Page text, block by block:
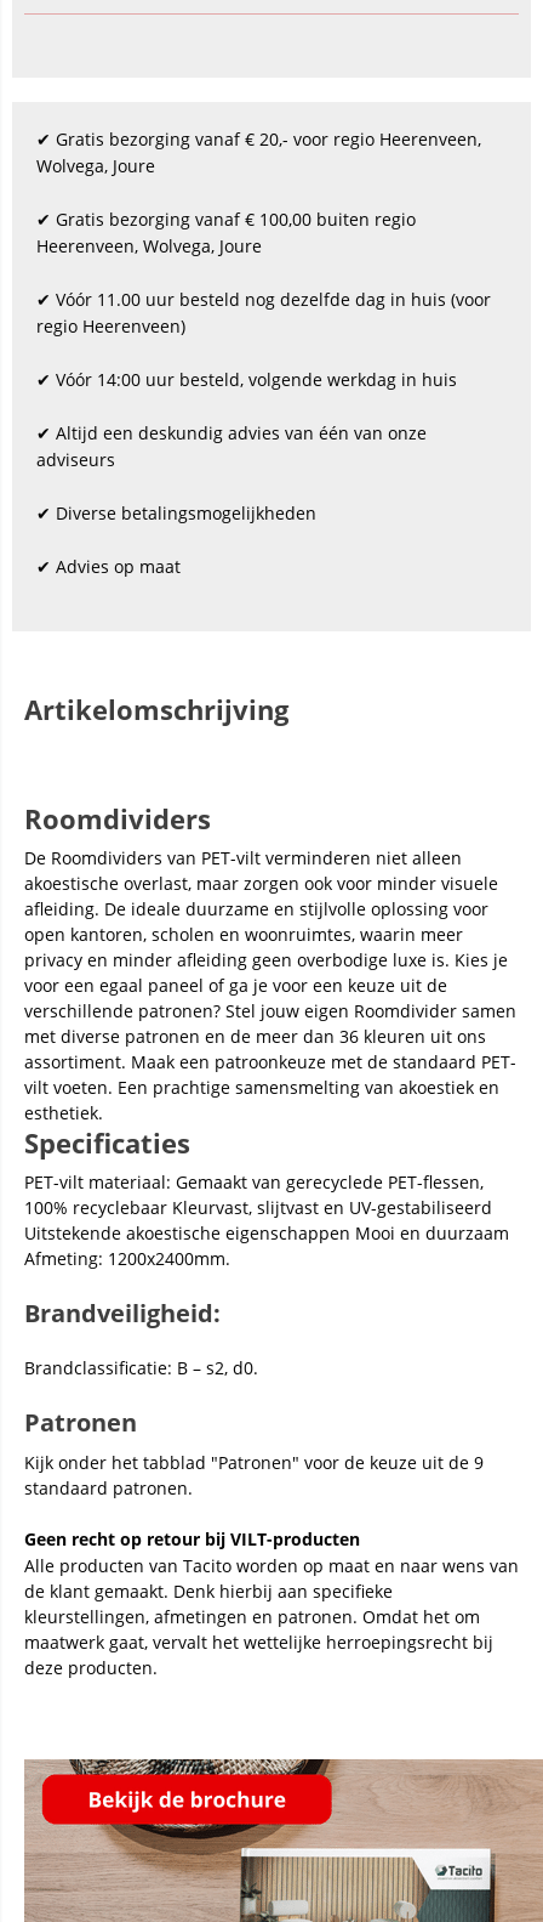
✔ Gratis bezorging vanaf € 20,- voor regio Heerenveen,
Wolvega, Joure
✔ Gratis bezorging vanaf € 100,00 buiten regio
Heerenveen, Wolvega, Joure
✔ Vóór 11.00 uur besteld nog dezelfde dag in huis (voor
regio Heerenveen)
✔ Vóór 14:00 uur besteld, volgende werkdag in huis
✔ Altijd een deskundig advies van één van onze
adviseurs
✔ Diverse betalingsmogelijkheden
✔ Advies op maat
Artikelomschrijving
Roomdividers
De Roomdividers van PET-vilt verminderen niet alleen
akoestische overlast, maar zorgen ook voor minder visuele
afleiding. De ideale duurzame en stijlvolle oplossing voor
open kantoren, scholen en woonruimtes, waarin meer
privacy en minder afleiding geen overbodige luxe is. Kies je
voor een egaal paneel of ga je voor een keuze uit de
verschillende patronen? Stel jouw eigen Roomdivider samen
met diverse patronen en de meer dan 36 kleuren uit ons
assortiment. Maak een patroonkeuze met de standaard PET-
vilt voeten. Een prachtige samensmelting van akoestiek en
esthetiek.
Specificaties
PET-vilt materiaal: Gemaakt van gerecyclede PET-flessen,
100% recyclebaar Kleurvast, slijtvast en UV-gestabiliseerd
Uitstekende akoestische eigenschappen Mooi en duurzaam
Afmeting: 1200x2400mm.
Brandveiligheid:
Brandclassificatie: B – s2, d0.
Patronen
Kijk onder het tabblad "Patronen" voor de keuze uit de 9
standaard patronen.
Geen recht op retour bij VILT-producten
Alle producten van Tacito worden op maat en naar wens van
de klant gemaakt. Denk hierbij aan specifieke
kleurstellingen, afmetingen en patronen. Omdat het om
maatwerk gaat, vervalt het wettelijke herroepingsrecht bij
deze producten.